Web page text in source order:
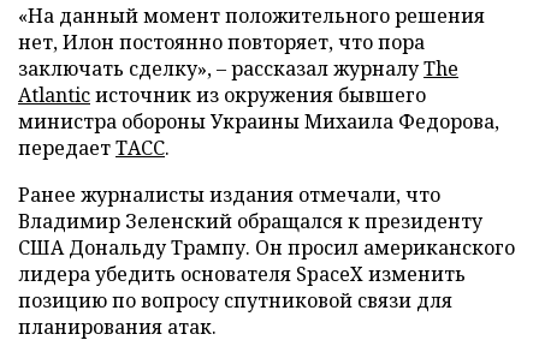
«На данный момент положительного решения
нет, Илон постоянно повторяет, что пора
заключать сделку», – рассказал журналуThe
Atlanticисточник из окружения бывшего
министра обороны Украины Михаила Федорова,
передаетТАСС.
Ранее журналисты издания отмечали, что
Владимир Зеленский обращался к президенту
США Дональду Трампу. Он просил американского
лидера убедить основателя SpaceX изменить
позицию по вопросу спутниковой связи для
планирования атак.